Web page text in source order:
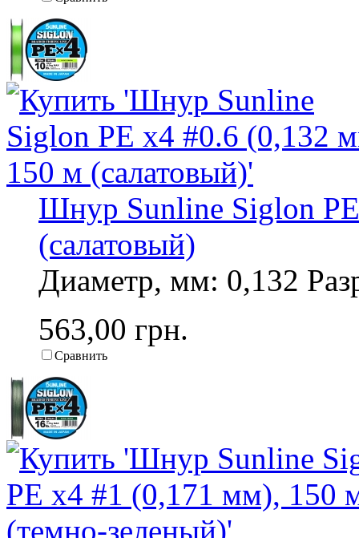
Шнур Sunline Siglon
(салатовый)
Диаметр, мм: 0,132
563,00 грн.
Сравнить